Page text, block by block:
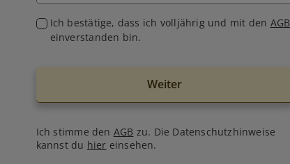
Ich bestätige, dass ich volljährig und mit den AGB
einverstanden bin.
Weiter
Ich stimme den AGB zu. Die Datenschutzhinweise
kannst du hier einsehen.